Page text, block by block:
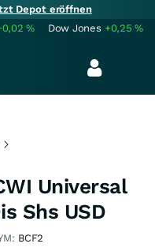
Depot eröffnen
% Dow Jones +0,25%
Universal
Shs USD
BCF2